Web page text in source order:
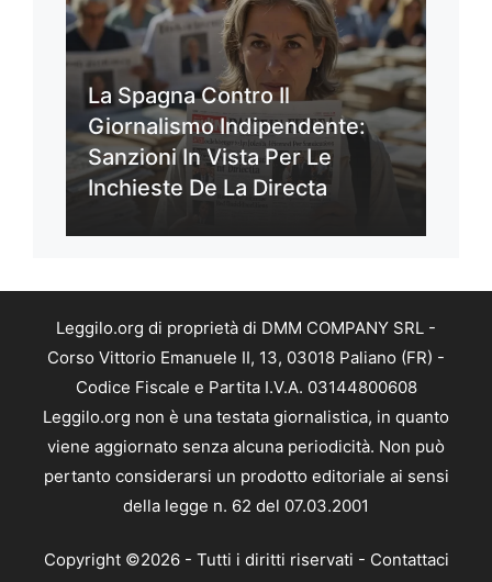
La Spagna Contro Il
Giornalismo Indipendente:
Sanzioni In Vista Per Le
Inchieste De La Directa
Leggilo.org di proprietà di DMM COMPANY SRL -
Corso Vittorio Emanuele II, 13, 03018 Paliano (FR) -
Codice Fiscale e Partita I.V.A. 03144800608
Leggilo.org non è una testata giornalistica, in quanto
viene aggiornato senza alcuna periodicità. Non può
pertanto considerarsi un prodotto editoriale ai sensi
della legge n. 62 del 07.03.2001
Copyright ©2026 - Tutti i diritti riservati - Contattaci